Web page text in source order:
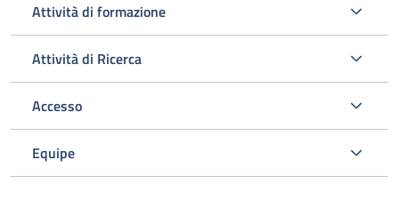
L’ambulatorio si occupa inoltre dello screening e della gestione
delle comorbosità correlate all’infezione da HIV programmando
gli esami ematici o strumentali e le visite specialistiche
opportuni nell’ambito del Policlinico.
Attività di formazione
Attività di Ricerca
Accesso
Equipe